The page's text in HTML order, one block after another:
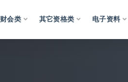
财会类 其它资格类 电子资料